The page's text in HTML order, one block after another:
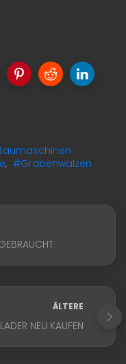
, #Grabenwalzen
ÄLTERE
NEU KAUFEN